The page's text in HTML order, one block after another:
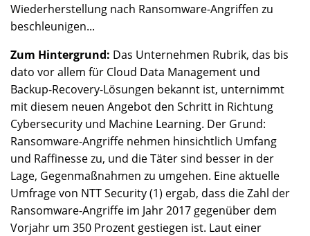
Wiederherstellung nach Ransomware-Angriffen zu
beschleunigen...
Zum Hintergrund: Das Unternehmen Rubrik, das bis
dato vor allem für Cloud Data Management und
Backup-Recovery-Lösungen bekannt ist, unternimmt
mit diesem neuen Angebot den Schritt in Richtung
Cybersecurity und Machine Learning. Der Grund:
Ransomware-Angriffe nehmen hinsichtlich Umfang
und Raffinesse zu, und die Täter sind besser in der
Lage, Gegenmaßnahmen zu umgehen. Eine aktuelle
Umfrage von NTT Security (1) ergab, dass die Zahl der
Ransomware-Angriffe im Jahr 2017 gegenüber dem
Vorjahr um 350 Prozent gestiegen ist. Laut einer